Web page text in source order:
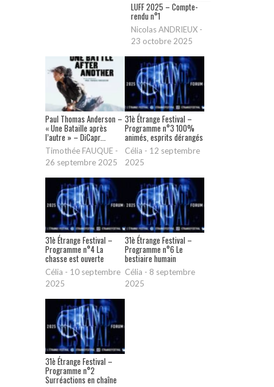
LUFF 2025 – Compte-
rendu n°1
Nicolas ANDRIEUX -
23 octobre 2025
Paul Thomas Anderson –
« Une Bataille après
l’autre » – DiCapr...
Timothée FAUQUE -
26 septembre 2025
31è Étrange Festival –
Programme n°3 100%
animés, esprits dérangés
Célia - 12 septembre
2025
31è Étrange Festival –
Programme n°4 La
chasse est ouverte
Célia - 10 septembre
2025
31è Étrange Festival –
Programme n°6 Le
bestiaire humain
Célia - 8 septembre
2025
31è Étrange Festival –
Programme n°2
Surréactions en chaîne